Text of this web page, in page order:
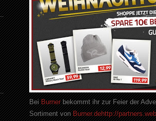
BeiBurnerbekommt ihr zur Feier der
Sortiment vonBurner.dehttp://